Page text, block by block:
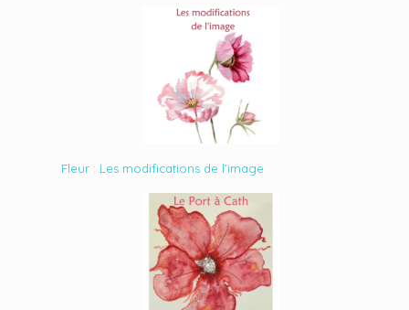
Fleur : Les modifications de l’image